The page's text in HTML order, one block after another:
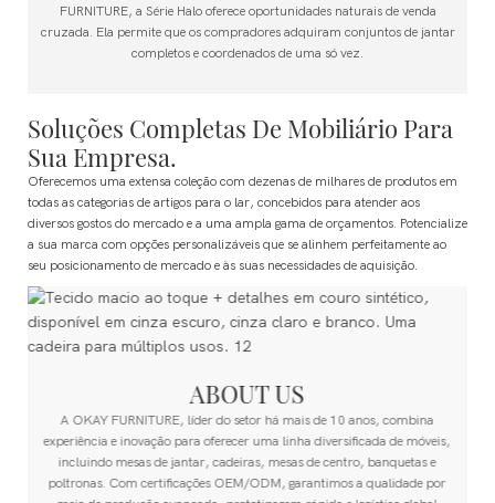
FURNITURE, a Série Halo oferece oportunidades naturais de venda
cruzada. Ela permite que os compradores adquiram conjuntos de jantar
completos e coordenados de uma só vez.
Soluções Completas De Mobiliário Para
Sua Empresa.
Oferecemos uma extensa coleção com dezenas de milhares de produtos em
todas as categorias de artigos para o lar, concebidos para atender aos
diversos gostos do mercado e a uma ampla gama de orçamentos. Potencialize
a sua marca com opções personalizáveis ​​que se alinhem perfeitamente ao
seu posicionamento de mercado e às suas necessidades de aquisição.
ABOUT US
A OKAY FURNITURE, líder do setor há mais de 10 anos, combina
experiência e inovação para oferecer uma linha diversificada de móveis,
incluindo mesas de jantar, cadeiras, mesas de centro, banquetas e
poltronas. Com certificações OEM/ODM, garantimos a qualidade por